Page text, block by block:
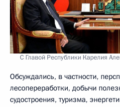
С Главой Республики Карелия
Обсуждались, в частности,
лесопереработки, добычи
судостроения, туризма,